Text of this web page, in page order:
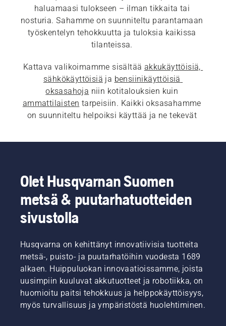
haluamaasi tulokseen – ilman tikkaita tai
nosturia. Sahamme on suunniteltu parantamaan
työskentelyn tehokkuutta ja tuloksia kaikissa
Kattava valikoimamme sisältää akkukäyttöisiä,
sähkökäyttöisiä ja bensiinikäyttöisiä
oksasahoja
ammattilaisten tarpeisiin. Kaikki oksasahamme
on suunniteltu helpoiksi käyttää ja ne tekevät
Olet Husqvarnan Suomen
metsä & puutarhatuotteiden
sivustolla
Husqvarna on kehittänyt innovatiivisia tuotteita
metsä-, puisto- ja puutarhatöihin vuodesta 1689
alkaen. Huippuluokan innovaatioissamme, joista
uusimpiin kuuluvat akkutuotteet ja robotiikka, on
huomioitu paitsi tehokkuus ja helppokäyttöisyys,
myös turvallisuus ja ympäristöstä huolehtiminen.